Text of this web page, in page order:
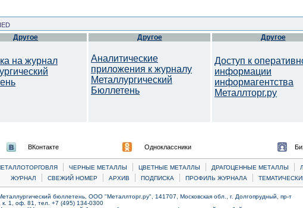
Другое
на журнал
Другое
Аналитические
приложения к журналу
Металлургический
Бюллетень
Другое
Доступ к
информации
информагентства
Металлторг.ру
ВКонтакте Одноклассники
| ЧЕРНЫЕ МЕТАЛЛЫ | ЦВЕТНЫЕ МЕТАЛЛЫ | ДРАГОЦЕННЫЕ МЕТАЛЛЫ |
ЖУРНАЛ
| СВЕЖИЙ НОМЕР | АРХИВ | ПОДПИСКА | ПРОФИЛЬ ЖУРНАЛА |
бюллетень, ООО "Металлторг.ру", 141707, Московская обл., г. Долгопрудный, пр-т
к. 1, оф. 81, тел. +7 (495) 134-0300